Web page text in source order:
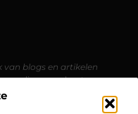
van blogs en artikelen
die graag leest,